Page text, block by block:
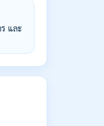
และ